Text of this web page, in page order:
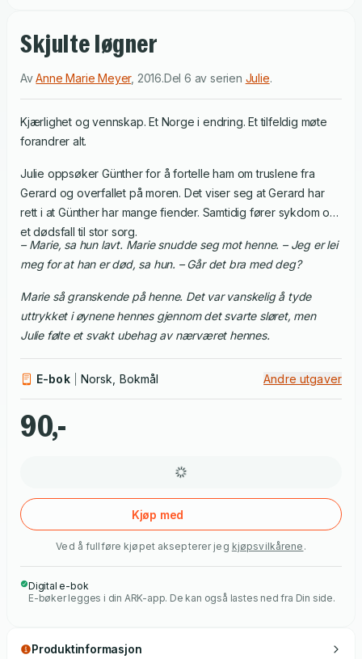
Skjulte løgner
AvAnne Marie Meyer, 2016.Del 6 av serien Julie.
Kjærlighet og vennskap. Et Norge i endring. Et tilfeldig møte
forandrer alt.
Julie oppsøker Günther for å fortelle ham om truslene fra
Gerard og overfallet på moren. Det viser seg at Gerard har
rett i at Günther har mange fiender. Samtidig fører sykdom og
et dødsfall til stor sorg.
– Marie, sa hun lavt. Marie snudde seg mot henne. – Jeg er lei
meg for at han er død, sa hun. – Går det bra med deg?
Marie så granskende på henne. Det var vanskelig å tyde
uttrykket i øynene hennes gjennom det svarte sløret, men
Julie følte et svakt ubehag av nærværet hennes.
E-bok Norsk, Bokmål Andre utgaver
90,-
Kjøp med
Ved å fullføre kjøpet aksepterer jeg kjøpsvilkårene .
Digital e-bok
E-bøker legges i din ARK-app. De kan også lastes ned fra Din side.
Produktinformasjon